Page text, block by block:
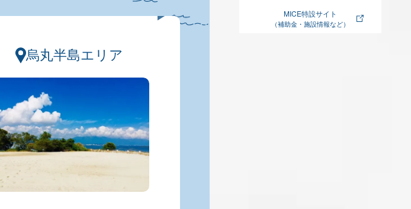
MICE特設サイト
（補助金・施設情報など）
烏丸半島エリア